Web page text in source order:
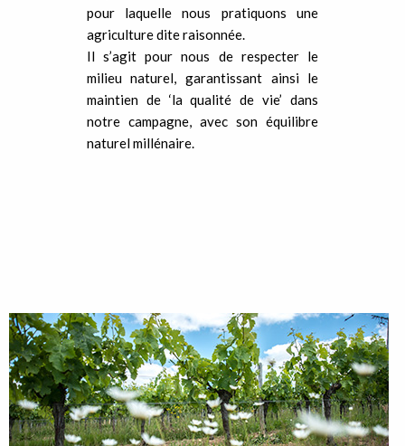
pour laquelle nous pratiquons une
agriculture dite raisonnée.
Il s’agit pour nous de respecter le
milieu naturel, garantissant ainsi le
maintien de ‘la qualité de vie’ dans
notre campagne, avec son équilibre
naturel millénaire.